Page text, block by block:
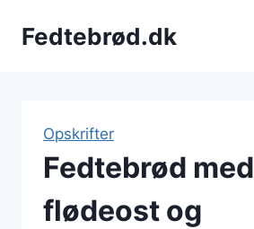
Fedtebrød.dk
Opskrifter
Fedtebrød med
flødeost og